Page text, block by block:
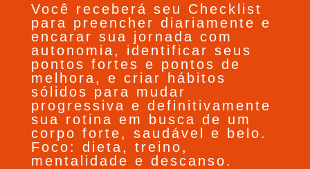
Você receberá seu Checklist
para preencher diariamente e
encarar sua jornada com
autonomia, identificar seus
pontos fortes e pontos de
melhora, e criar hábitos
sólidos para mudar
progressiva e definitivamente
sua rotina em busca de um
corpo forte, saudável e belo.
Foco: dieta, treino,
mentalidade e descanso.